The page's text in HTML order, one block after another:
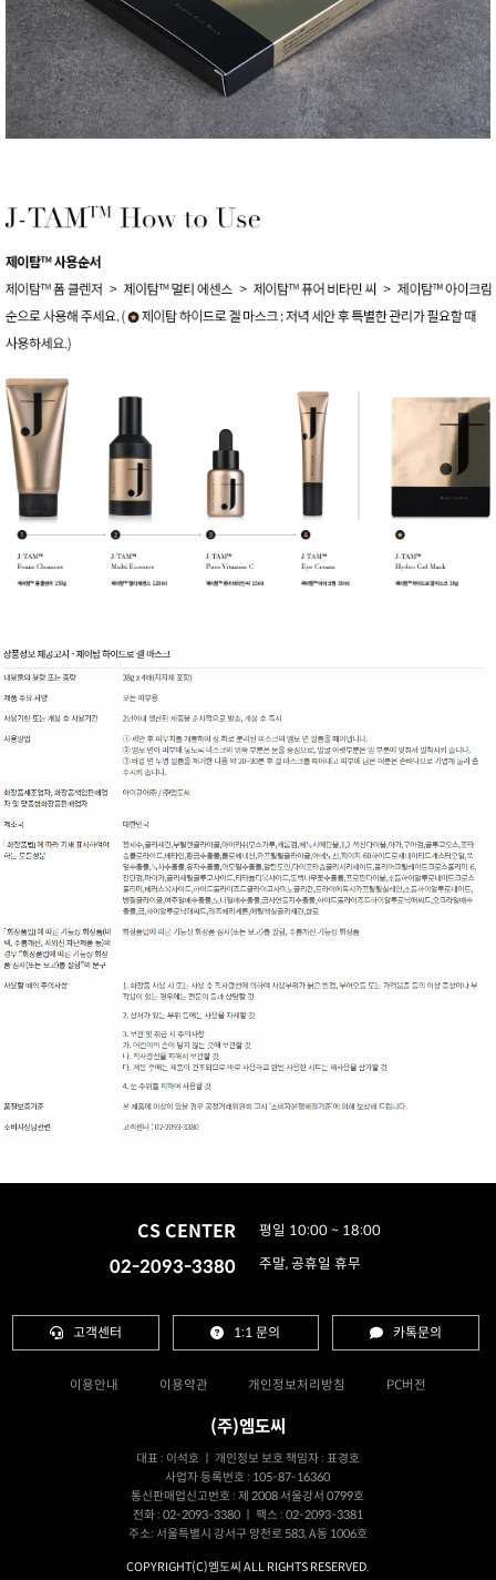
CS CENTER
02-2093-3380
평일 10:00 ~ 18:00
주말, 공휴일 휴무
고객센터 1:1 문의 카톡문의
이용안내 이용약관 개인정보처리방침 PC버전
(주)엠도씨
대표 : 이석호 ㅣ 개인정보 보호 책임자 : 표경호
사업자 등록번호 : 105-87-16360
통신판매업신고번호 : 제 2008 서울강서 0799호
전화 : 02-2093-3380 ㅣ 팩스 : 02-2093-3381
주소: 서울특별시 강서구 양천로 583, A동 1006호
COPYRIGHT(C)엠도씨 ALL RIGHTS RESERVED.